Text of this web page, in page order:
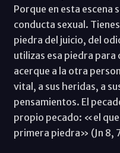
Porque en esta escena
conducta sexual.
piedra del juicio, del
utilizas esa piedra
acerque a la otra
vital, a sus heridas, a
pensamientos. El
propio pecado: «el
primera piedra» (Jn 8,